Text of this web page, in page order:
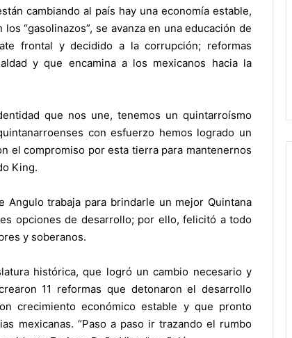
cambiando al país hay una economía estable,
“gasolinazos”, se avanza en una educación de
frontal y decidido a la corrupción; reformas
y que encamina a los mexicanos hacia la
que nos une, tenemos un quintarroísmo
con esfuerzo hemos logrado un
el compromiso por esta tierra para mantenernos
King.
trabaja para brindarle un mejor Quintana
opciones de desarrollo; por ello, felicitó a todo
y soberanos.
histórica, que logró un cambio necesario y
11 reformas que detonaron el desarrollo
crecimiento económico estable y que pronto
mexicanas. “Paso a paso ir trazando el rumbo